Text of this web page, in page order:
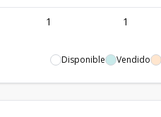
1 1
Disponible Vendido